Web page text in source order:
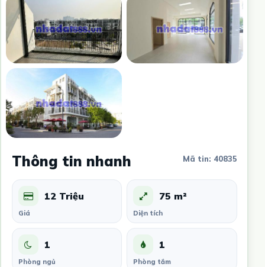
Thông tin nhanh Mã tin: 40835
12 Triệu
Giá
75 m²
Diện tích
1
Phòng ngủ
1
Phòng tắm